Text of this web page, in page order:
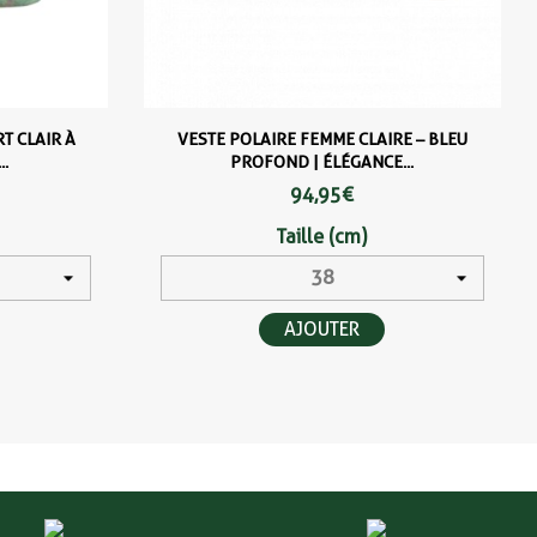
CLAIR À
VESTE POLAIRE FEMME CLAIRE – BLEU
PROFOND | ÉLÉGANCE...
94,95 €
Taille (cm)
AJOUTER